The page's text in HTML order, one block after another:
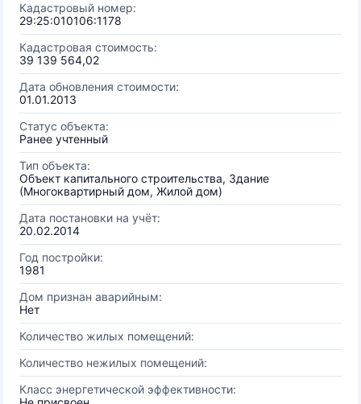
Кадастровый номер:
29:25:010106:1178
Кадастровая стоимость:
39 139 564,02
Дата обновления стоимости:
01.01.2013
Статус объекта:
Ранее учтенный
Тип объекта:
Объект капитального строительства, Здание
(Многоквартирный дом, Жилой дом)
Дата постановки на учёт:
20.02.2014
Год постройки:
1981
Дом признан аварийным:
Нет
Количество жилых помещений:
Количество нежилых помещений:
Класс энергетической эффективности: